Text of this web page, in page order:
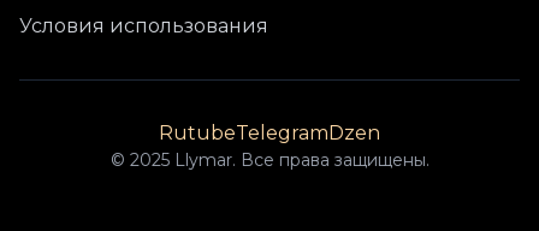
Условия использования
RutubeTelegram Dzen
© 2025 Llymar. Все права защищены.